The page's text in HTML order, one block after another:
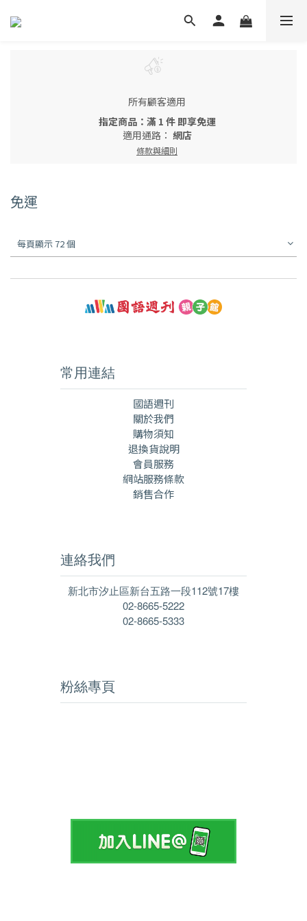
所有顧客適用
指定商品：滿 1 件 即享免運
適用通路： 網店
條款與細則
免運
每頁顯示 72 個
常用連結
國語週刊
關於我們
購物須知
退換貨說明
會員服務
網站服務條款
銷售合作
連絡我們
新北市汐止區新台五路一段112號17樓
02-8665-5222
02-8665-5333
粉絲專頁